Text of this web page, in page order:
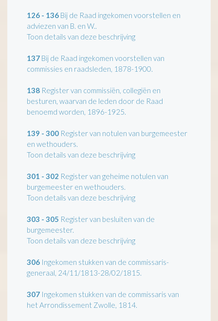
126 - 136 Bij de Raad ingekomen voorstellen en
adviezen van B. en W..
Toon details van deze beschrijving
137 Bij de Raad ingekomen voorstellen van
commissies en raadsleden, 1878-1900.
138 Register van commissiën, collegiën en
besturen, waarvan de leden door de Raad
benoemd worden, 1896-1925.
139 - 300 Register van notulen van burgemeester
en wethouders.
Toon details van deze beschrijving
301 - 302 Register van geheime notulen van
burgemeester en wethouders.
Toon details van deze beschrijving
303 - 305 Register van besluiten van de
burgemeester.
Toon details van deze beschrijving
306 Ingekomen stukken van de commissaris-
generaal, 24/11/1813-28/02/1815.
307 Ingekomen stukken van de commissaris van
het Arrondissement Zwolle, 1814.